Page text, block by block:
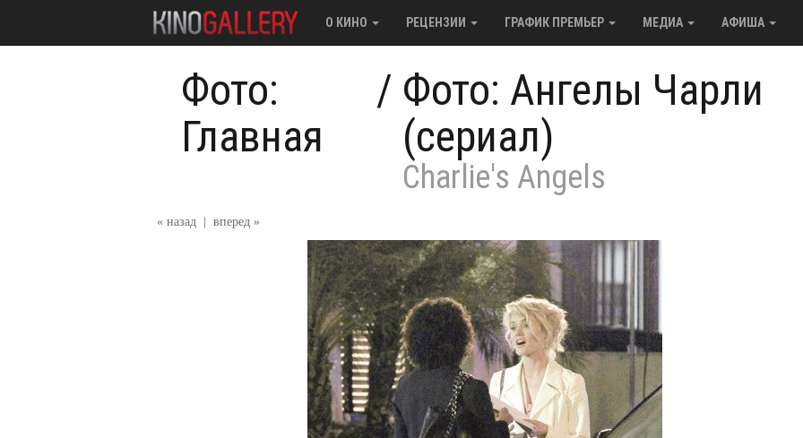
О КИНО РЕЦЕНЗИИ ГРАФИК ПРЕМЬЕР МЕДИА АФИША
Фото:
Главная
/ Фото: Ангелы Чарли
(сериал)
Charlie's Angels
« назад вперед »